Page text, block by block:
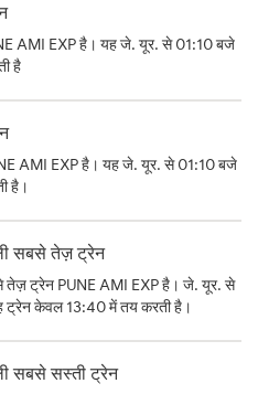
AMI EXP है। यह जे. यूर. से 01:10 बजे
है
AMI EXP है। यह जे. यूर. से 01:10 बजे
है।
सबसे तेज़ ट्रेन
तेज़ ट्रेन PUNE AMI EXP है। जे. यूर. से
ट्रेन केवल 13:40 में तय करती है।
सबसे सस्ती ट्रेन